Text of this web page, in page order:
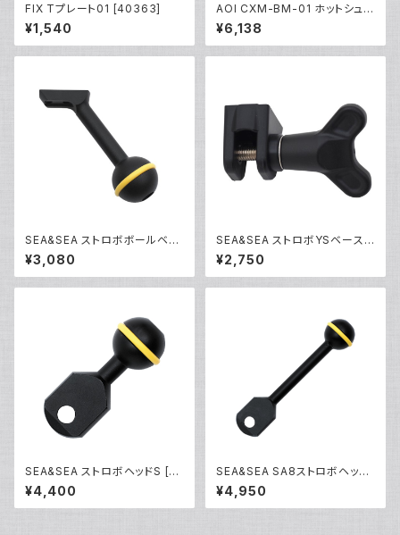
FIX Tプレート01 [40363]
¥1,540
AOI CXM-BM-01 ホットシュー
ベース ボールマウント [4037
2/40373]
¥6,138
SEA&SEA ストロボボールベー
ス35 [28117]
¥3,080
SEA&SEA ストロボYSベース
[28114]
¥2,750
SEA&SEA ストロボヘッドS [22
115]
¥4,400
SEA&SEA SA8ストロボヘッド
M [22126]
¥4,950